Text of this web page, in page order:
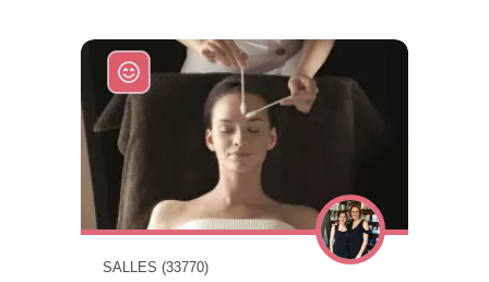
SALLES (33770)